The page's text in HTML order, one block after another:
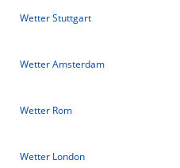
Wetter Stuttgart
Wetter Amsterdam
Wetter Rom
Wetter London